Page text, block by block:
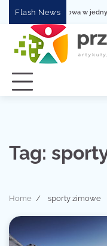
content
Flash News
obsługa serwisowa w jednym
Tag:
Home sporty zimowe